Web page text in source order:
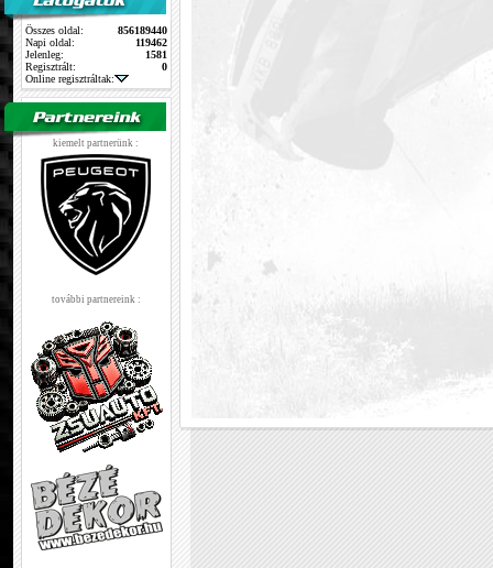
Összes oldal:
856189440
Napi oldal:
119462
Jelenleg:
1581
Regisztrált:
0
Online regisztráltak:
kiemelt partnerünk :
további partnereink :